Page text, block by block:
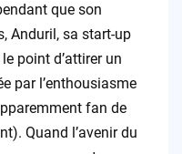
que son
Anduril, sa start-up
point d’attirer un
par l’enthousiasme
fan de
Quand l’avenir du